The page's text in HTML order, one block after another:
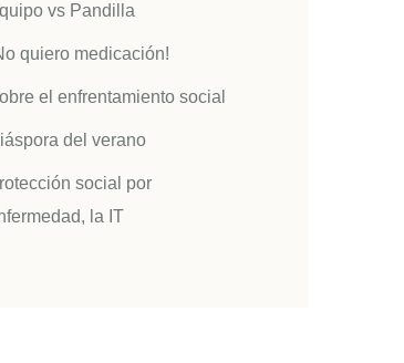
vs Pandilla
quiero medicación!
el enfrentamiento social
del verano
social por
la IT